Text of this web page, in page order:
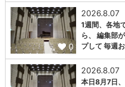
0
2026.8.07
1週間、各地
ら、 編集部
プして 毎週
2026.8.07
本日8月7日